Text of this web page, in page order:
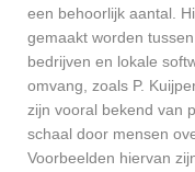
een behoorlijk aantal.
gemaakt worden
bedrijven en lokale
omvang, zoals P.
zijn vooral bekend van
schaal door mensen
Voorbeelden hiervan